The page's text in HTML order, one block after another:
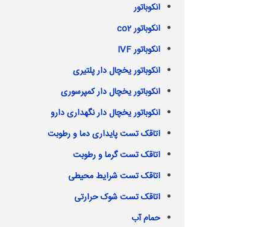
انکوباتور
انکوباتور co2
انکوباتور IVF
انکوباتور یخچال دار پلتیری
انکوباتور یخچال دار کمپرسوری
انکوباتور یخچال دار نگهداری دارو
اتاقک تست پایداری دما و رطوبت
اتاقک تست گرما و رطوبت
اتاقک تست شرایط محیطی
اتاقک تست شوک حرارتی
حمام آب